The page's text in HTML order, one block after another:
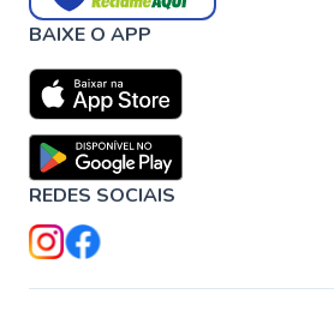
BAIXE O APP
REDES SOCIAIS